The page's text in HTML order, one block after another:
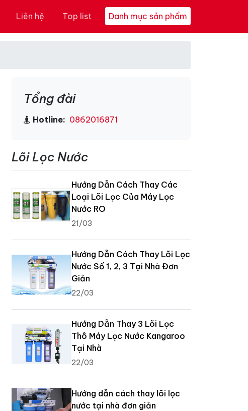
Liên hệ Top list Danh mục sản phẩm
Tổng đài
Hotline: 0862016871
Lõi Lọc Nước
Hướng Dẫn Cách Thay Các
Loại Lõi Lọc Của Máy Lọc
Nước RO
21/03
Hướng Dẫn Cách Thay Lõi Lọc
Nước Số 1, 2, 3 Tại Nhà Đơn
Giản
22/03
Hướng Dẫn Thay 3 Lõi Lọc
Thô Máy Lọc Nước Kangaroo
Tại Nhà
22/03
Hướng dẫn cách thay lõi lọc
nước tại nhà đơn giản